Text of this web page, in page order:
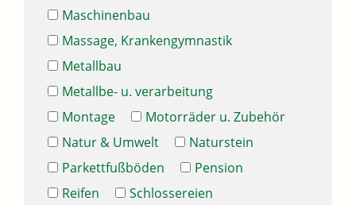
Maschinenbau
Massage, Krankengymnastik
Metallbau
Metallbe- u. verarbeitung
Montage
Motorräder u. Zubehör
Natur & Umwelt
Naturstein
Parkettfußböden
Pension
Reifen
Schlossereien